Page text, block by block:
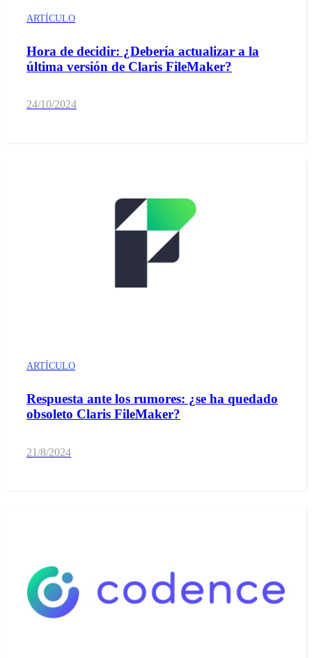
ARTÍCULO
Hora de decidir: ¿Debería actualizar a la
última versión de Claris FileMaker?
24/10/2024
ARTÍCULO
Respuesta ante los rumores: ¿se ha quedado
obsoleto Claris FileMaker?
21/8/2024